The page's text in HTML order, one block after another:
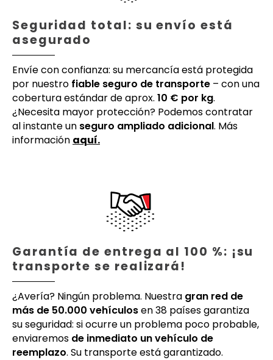
Seguridad total: su envío está
asegurado
Envíe con confianza: su mercancía está protegida
por nuestro fiable seguro de transporte – con una
cobertura estándar de aprox. 10 € por kg.
¿Necesita mayor protección? Podemos contratar
al instante un seguro ampliado adicional. Más
información aquí.
Garantía de entrega al 100 %: ¡su
transporte se realizará!
¿Avería? Ningún problema. Nuestra gran red de
más de 50.000 vehículosen 38 países garantiza
su seguridad: si ocurre un problema poco probable,
enviaremos de inmediato un vehículo de
reemplazo. Su transporte está garantizado.